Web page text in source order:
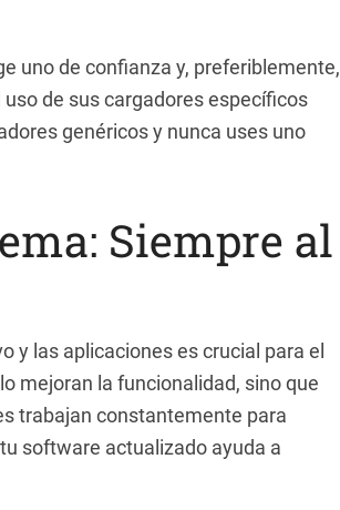
uno de confianza y, preferiblemente,
de sus cargadores específicos
genéricos y nunca uses uno
Siempre al
y las aplicaciones es crucial para el
mejoran la funcionalidad, sino que
trabajan constantemente para
software actualizado ayuda a